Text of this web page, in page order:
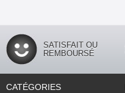
SATISFAIT OU
REMBOURSÉ
CATÉGORIES